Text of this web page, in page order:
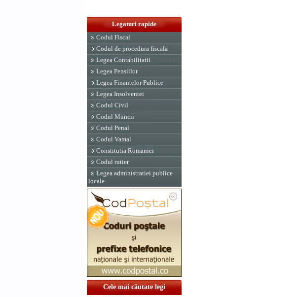
Legaturi rapide
Codul Fiscal
Codul de procedura fiscala
Legea Contabilitatii
Legea Pensiilor
Legea Finantelor Publice
Legea Insolventei
Codul Civil
Codul Muncii
Codul Penal
Codul Vamal
Constitutia Romaniei
Codul rutier
Legea administratiei publice
locale
Cele mai căutate legi